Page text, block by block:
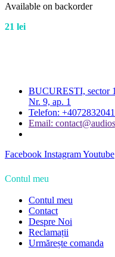
Available on backorder
21 lei
BUCURESTI, sector
Nr. 9, ap. 1
Telefon:
Email:
Facebook InstagramYoutube
Contul meu
Contul meu
Contact
Despre Noi
Reclamații
Urmărește comanda